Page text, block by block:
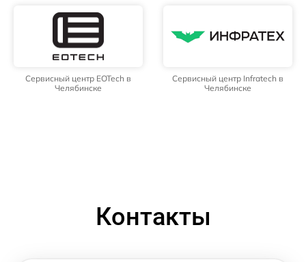
Сервисный центр EOTech в
Челябинске
Сервисный центр Infratech в
Челябинске
Контакты